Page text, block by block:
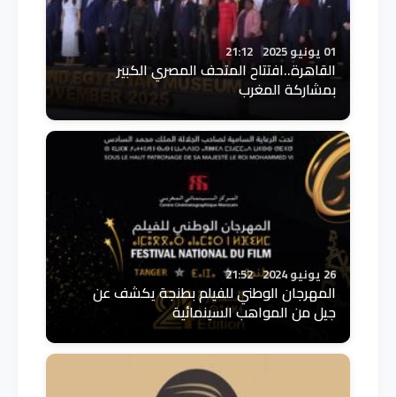
01 يونيو 2025 21:12
القاهرة..افتتاح المتحف المصري الكبير
بمشاركة المغرب
26 يونيو 2024 21:52
المهرجان الوطني للفيلم بطنجة يكشف عن
جيل من المواهب السينمائية